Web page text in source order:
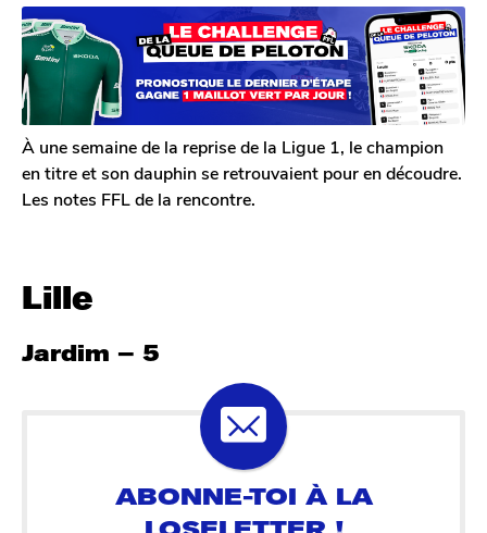
5
a
n
s
a
g
o
r
T
o
m
G
a
l
r
o
s
a
À une semaine de la reprise de la Ligue 1, le champion
en titre et son dauphin se retrouvaient pour en découdre.
Les notes FFL de la rencontre.
Lille
Jardim – 5